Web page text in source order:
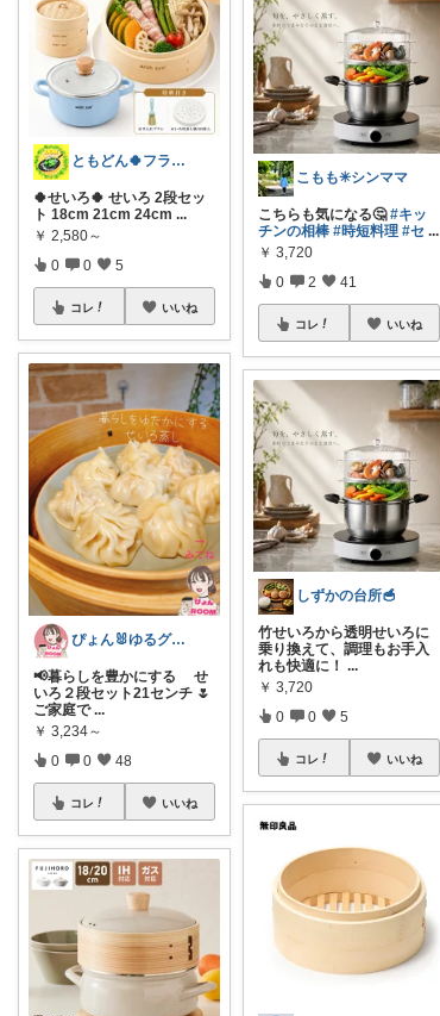
ともどん🍀フライパン料理ある暮らし🍳
🍀せいろ🍀 せいろ 2段セッ
ト 18cm 21cm 24cm ...
￥ 2,580～
0 0 5
コレ いいね
ぴょん🐰ゆるグルフリ生活🌿
📢暮らしを豊かにする せ
いろ２段セット21センチ 🌷
ご家庭で ...
￥ 3,234～
0 0 48
コレ いいね
こもも✳︎シンママ
こちらも気になる🤔#キッ
チンの相棒 #時短料理 #セ ...
￥ 3,720
0 2 41
コレ いいね
しずかの台所🥣
竹せいろから透明せいろに
乗り換えて、調理もお手入
れも快適に！...
￥ 3,720
0 0 5
コレ いいね